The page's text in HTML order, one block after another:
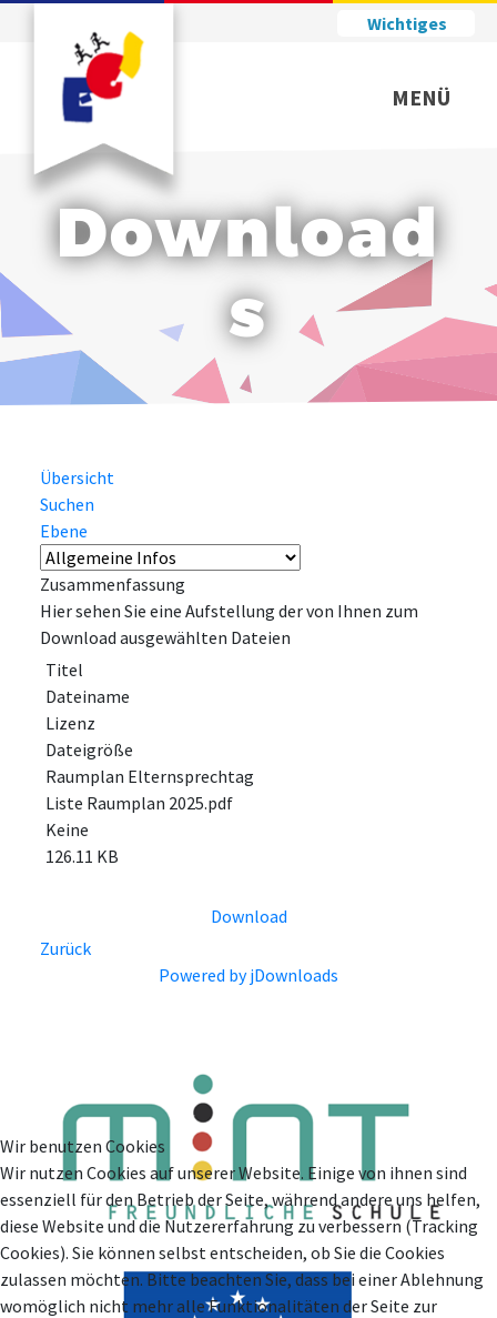
Wichtiges
MENÜ
Download
s
Übersicht
Suchen
Ebene
Zusammenfassung
Hier sehen Sie eine Aufstellung der von Ihnen zum
Download ausgewählten Dateien
Titel
Dateiname
Lizenz
Dateigröße
Raumplan Elternsprechtag
Liste Raumplan 2025.pdf
Keine
126.11 KB
Download
Zurück
Powered by jDownloads
Wir benutzen Cookies
Wir nutzen Cookies auf unserer Website. Einige von ihnen sind
essenziell für den Betrieb der Seite, während andere uns helfen,
diese Website und die Nutzererfahrung zu verbessern (Tracking
Cookies). Sie können selbst entscheiden, ob Sie die Cookies
zulassen möchten. Bitte beachten Sie, dass bei einer Ablehnung
womöglich nicht mehr alle Funktionalitäten der Seite zur